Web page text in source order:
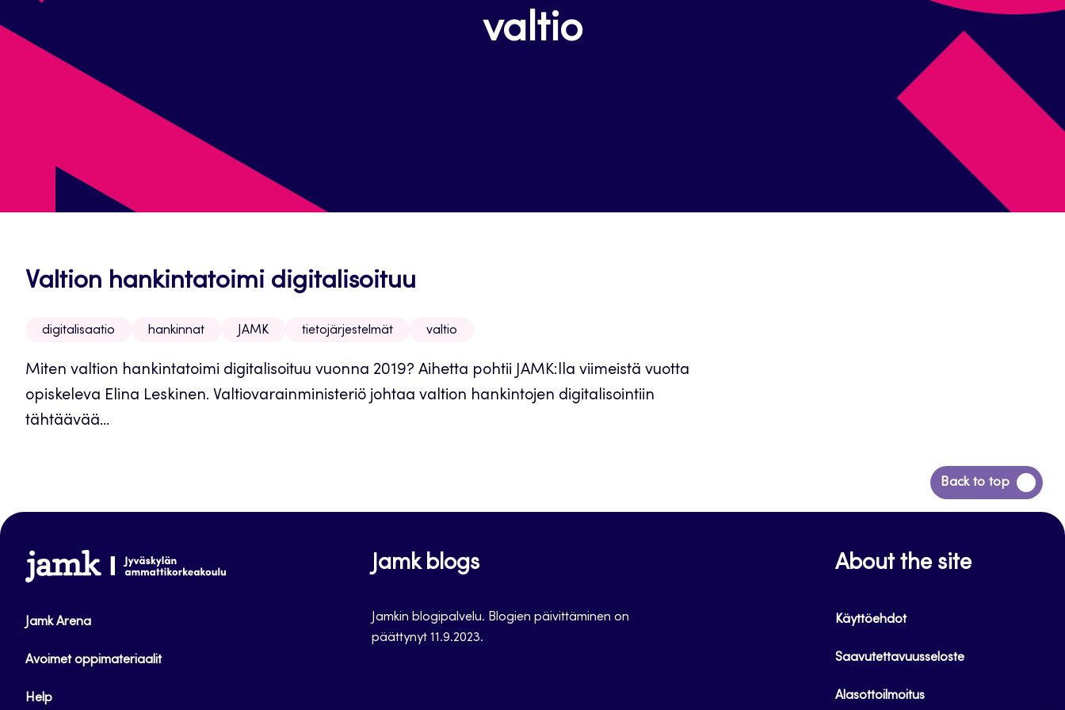
valtio
Valtion hankintatoimi digitalisoituu
digitalisaatio hankinnat JAMK tietojärjestelmät valtio
Miten valtion hankintatoimi digitalisoituu vuonna 2019? Aihetta pohtii JAMK:lla viimeistä vuotta
opiskeleva Elina Leskinen. Valtiovarainministeriö johtaa valtion hankintojen digitalisointiin
tähtäävää...
Back to top
Siirry
takaisin
www.jamk.fi
Jamk Arena
Avoimet oppimateriaalit
Help
Jamk blogs
Jamkin blogipalvelu. Blogien päivittäminen on
päättynyt 11.9.2023.
About the site
Käyttöehdot
Saavutettavuusseloste
Alasottoilmoitus